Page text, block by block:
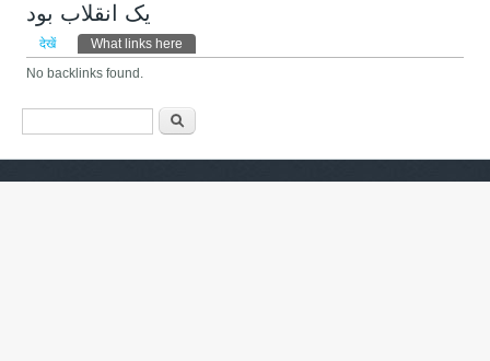
یک انقلاب بود
प्राथमिक टैब्स
देखें What links here
No backlinks found.